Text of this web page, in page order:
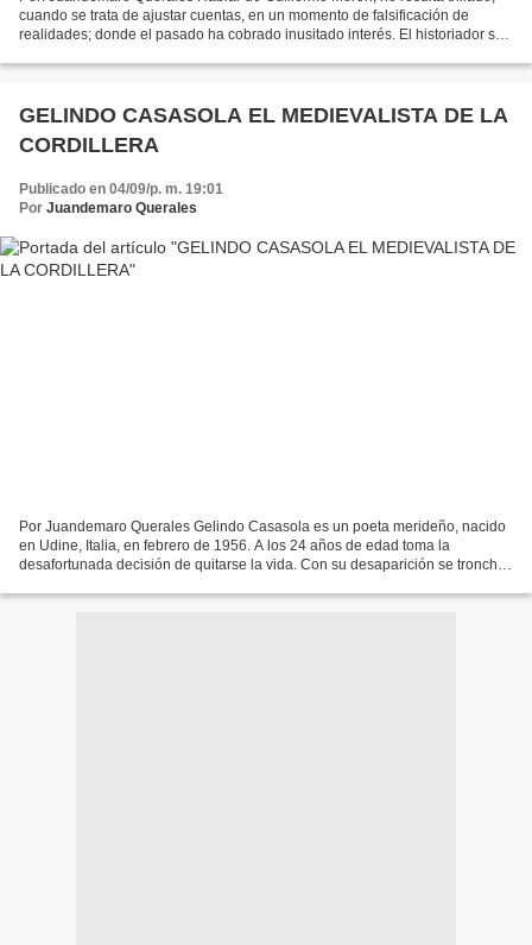
cuando se trata de ajustar cuentas, en un momento de falsificación de
realidades; donde el pasado ha cobrado inusitado interés. El historiador se
GELINDO CASASOLA EL MEDIEVALISTA DE LA
CORDILLERA
Publicado en 04/09/p. m. 19:01
Por Juandemaro Querales
Por Juandemaro Querales Gelindo Casasola es un poeta merideño, nacido
en Udine, Italia, en febrero de 1956. A los 24 años de edad toma la
desafortunada decisión de quitarse la vida. Con su desaparición se tronchó